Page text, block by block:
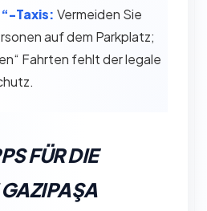
Taxis: Vermeiden Sie
auf dem Parkplatz;
Fahrten fehlt der legale
FÜR DIE